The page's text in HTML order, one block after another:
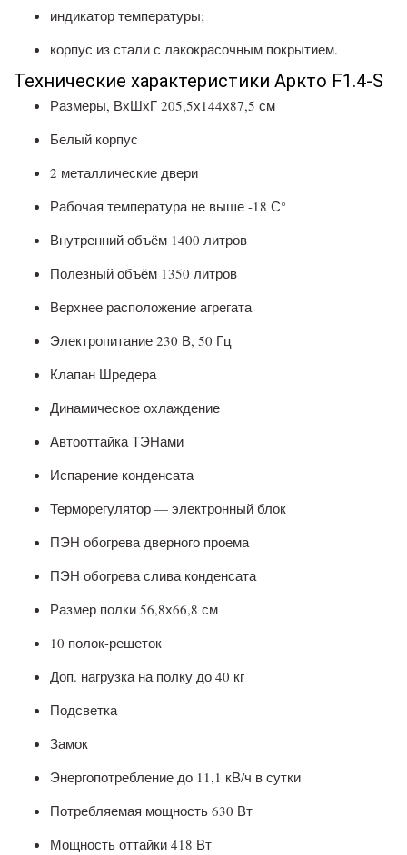
индикатор температуры;
корпус из стали с лакокрасочным покрытием.
Технические характеристики Аркто F1.4-S
Размеры, ВхШхГ 205,5х144х87,5 см
Белый корпус
2 металлические двери
Рабочая температура не выше -18 С°
Внутренний объём 1400 литров
Полезный объём 1350 литров
Верхнее расположение агрегата
Электропитание 230 В, 50 Гц
Клапан Шредера
Динамическое охлаждение
Автооттайка ТЭНами
Испарение конденсата
Терморегулятор — электронный блок
ПЭН обогрева дверного проема
ПЭН обогрева слива конденсата
Размер полки 56,8х66,8 см
10 полок-решеток
Доп. нагрузка на полку до 40 кг
Подсветка
Замок
Энергопотребление до 11,1 кВ/ч в сутки
Потребляемая мощность 630 Вт
Мощность оттайки 418 Вт